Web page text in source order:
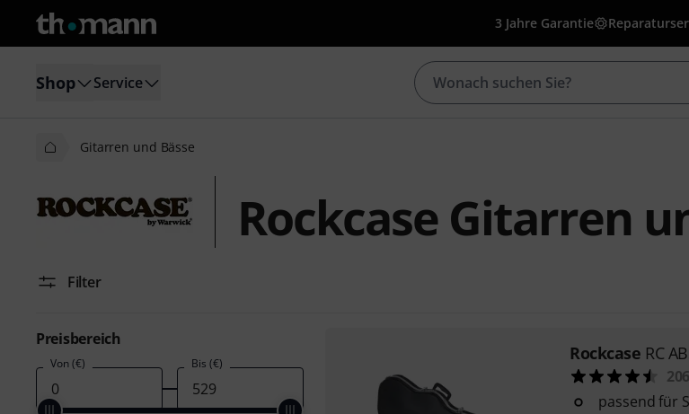
3 Jahre Garantie
Shop Service
Gitarren und Bässe
Rockcase Gitarren
Filter
Preisbereich
Von (€) Bis (€) Rockcase RC
206
passend für